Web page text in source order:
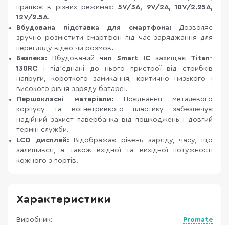
працює в різних режимах:5V/3А, 9V/2А, 10V/2.25А,
12V/2.5А.
Вбудована підставка для смартфона: Дозволяє
зручно розмістити смартфон під час заряджання для
перегляду відео чи розмов.
Безпека:
Вбудований чип Smart IC захищає Titan-
130RC і під'єднані до нього пристрої від стрибків
напруги, короткого замикання, критично низького і
високого рівня заряду батареї.
Першокласні матеріали: Поєднання металевого
корпусу та вогнетривкого пластику забезпечує
надійний захист павербанка від пошкоджень і довгий
термін служби.
LCD дисплей:Відображає рівень заряду, часу, що
залишився, а також вхідної та вихідної потужності
кожного з портів.
Характеристики
Виробник: Promate